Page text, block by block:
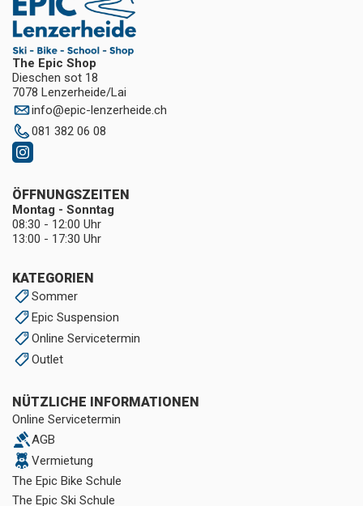
The Epic Shop
Dieschen sot 18
7078 Lenzerheide/Lai
info@epic-lenzerheide.ch
081 382 06 08
KATEGORIEN
Sommer
Epic Suspension
Online Servicetermin
Outlet
NÜTZLICHE INFORMATIONEN
Online Servicetermin
AGB
Vermietung
The Epic Bike Schule
The Epic Ski Schule
ÖFFNUNGSZEITEN
Montag - Sonntag
08:30 - 12:00 Uhr
13:00 - 17:30 Uhr